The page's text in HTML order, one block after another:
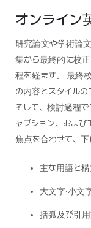
オンライン
研究論文や学術論
集から最終的に校
程を経ます。 最終
の内容とスタイルの
そして、検討過程
ャプション、およ
焦点を合わせて、下
主な用語と
大文字·小文
括弧及び引